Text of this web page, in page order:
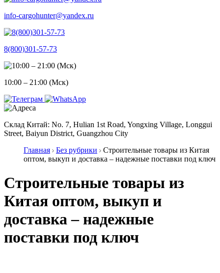
info-cargohunter@yandex.ru
8(800)301-57-73
10:00 – 21:00 (Мск)
Склад Китай: No. 7, Hulian 1st Road, Yongxing Village, Longgui
Street, Baiyun District, Guangzhou City
Главная
Без рубрики
Строительные товары из Китая
оптом, выкуп и доставка – надежные поставки под ключ
Строительные товары из
Китая оптом, выкуп и
доставка – надежные
поставки под ключ